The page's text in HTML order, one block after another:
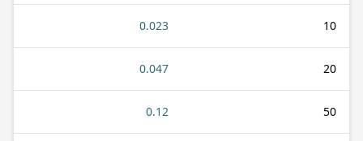
10
0.023
20
0.047
50
0.12